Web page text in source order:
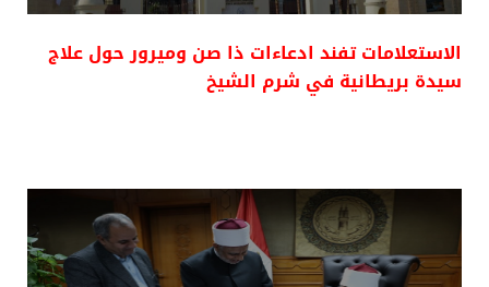
الاستعلامات تفند ادعاءات ذا صن وميرور حول علاج
سيدة بريطانية في شرم الشيخ